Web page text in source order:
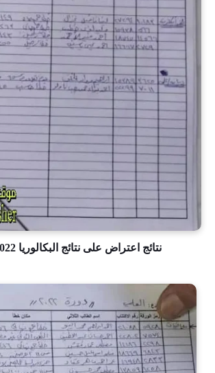
نتائج اعتراض على نتائج البكالوريا 2022 بسوريا